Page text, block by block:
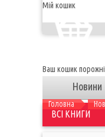
Мій кошик
Ваш кошик
Новини
Головна
ВСІ КНИГИ